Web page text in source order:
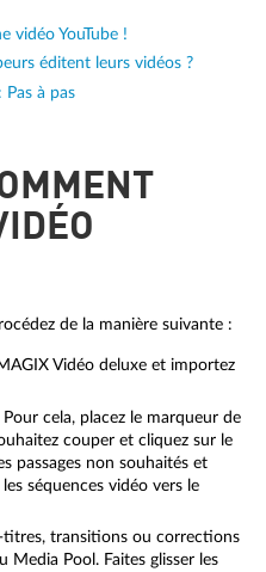
vidéo YouTube !
éditent leurs vidéos ?
Pas à pas
de la manière suivante :
Vidéo deluxe et importez
cela, placez le marqueur de
couper et cliquez sur le
passages non souhaités et
séquences vidéo vers le
titres, transitions ou corrections
Pool. Faites glisser les